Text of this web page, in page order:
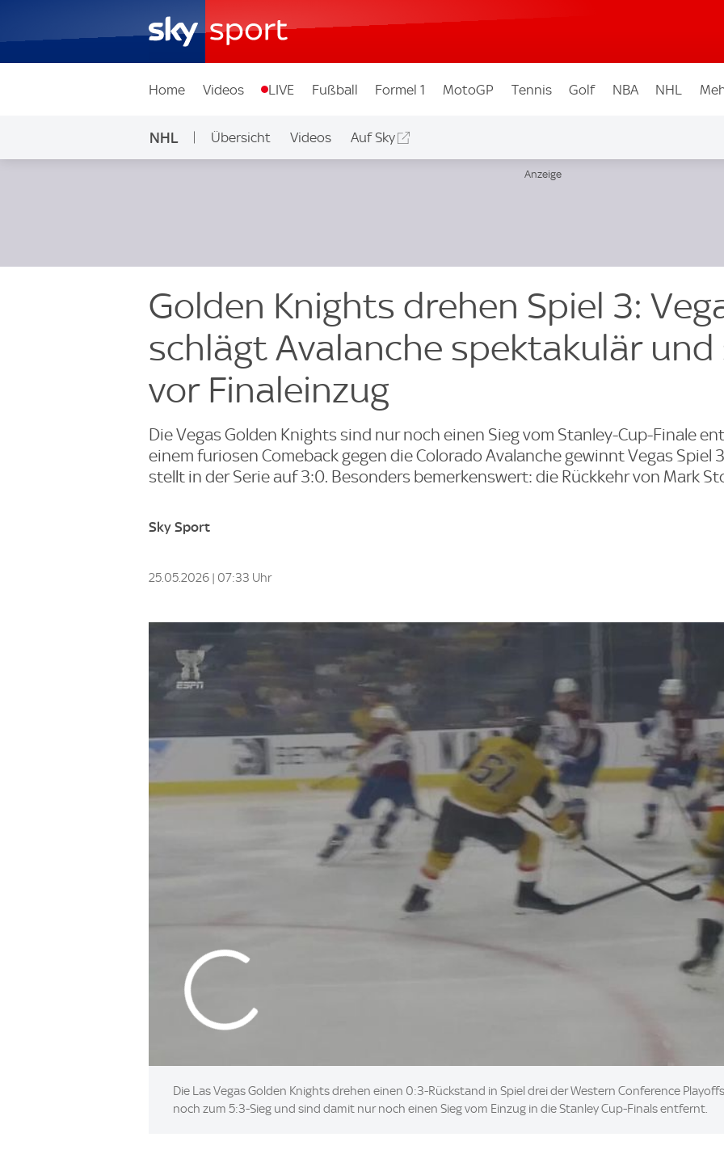
Home Videos LIVE Fußball Formel 1 MotoGP Tennis Golf NBA NHL
NHL Übersicht Videos Auf Sky
Golden Knights drehen Spiel 3:
schlägt Avalanche spektakulär
vor Finaleinzug
Die Vegas Golden Knights sind nur noch einen Sieg vom Stanley-Cup-Finale
einem furiosen Comeback gegen die Colorado Avalanche gewinnt Vegas Spiel
stellt in der Serie auf 3:0. Besonders bemerkenswert: die Rückkehr von Mark
Sky Sport
25.05.2026 | 07:33 Uhr
Die Las Vegas Golden Knights drehen einen 0:3-Rückstand in Spiel drei der Western Conference
noch zum 5:3-Sieg und sind damit nur noch einen Sieg vom Einzug in die Stanley Cup-Finals entfernt.